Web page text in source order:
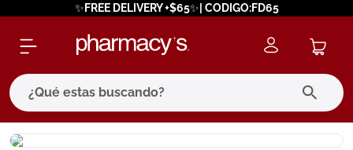
✨FREE DELIVERY +$65✨| CODIGO:FD65
¿Qué estas buscando?
términos más buscados